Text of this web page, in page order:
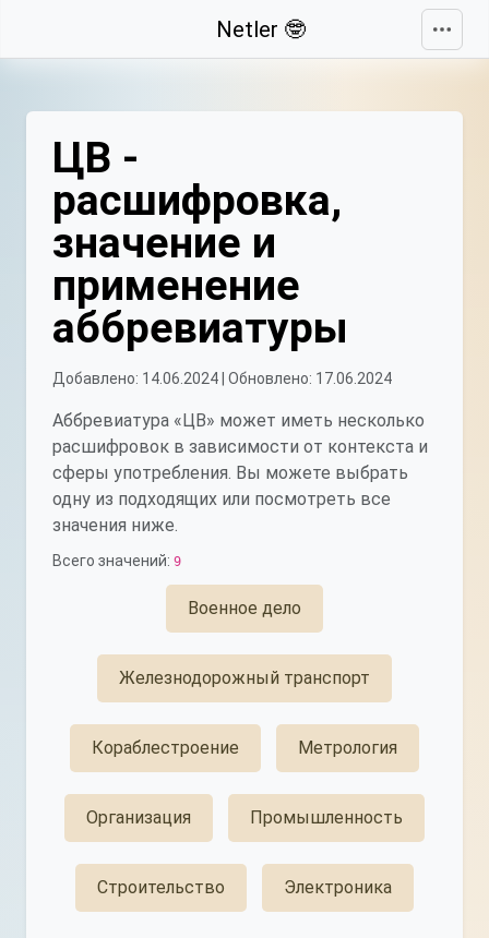
Netler 🤓
ЦВ -
расшифровка,
значение и
применение
аббревиатуры
Добавлено: 14.06.2024 | Обновлено: 17.06.2024
Аббревиатура «ЦВ» может иметь несколько
расшифровок в зависимости от контекста и
сферы употребления. Вы можете выбрать
одну из подходящих или посмотреть все
значения ниже.
Всего значений: 9
Военное дело
Железнодорожный транспорт
Кораблестроение Метрология
Организация Промышленность
Строительство Электроника